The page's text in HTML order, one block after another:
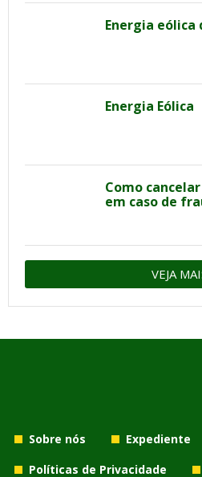
Energia eólica
Energia Eólica
Como
em caso de
VEJA
Sobre nós
Expediente
Políticas de Privacidade